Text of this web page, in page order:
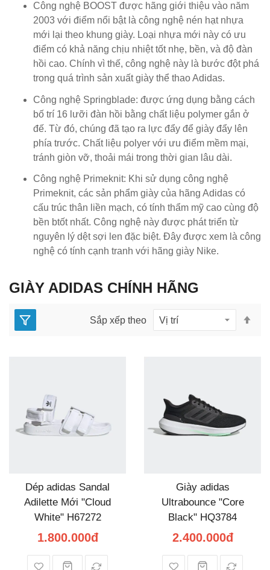
Công nghệ BOOST được hãng giới thiệu vào năm
2003 với điểm nổi bật là công nghệ nén hạt nhựa
mới lại theo khung giày. Loại nhựa mới này có ưu
điểm có khả năng chịu nhiệt tốt nhẹ, bền, và độ đàn
hồi cao. Chính vì thế, công nghệ này là bước đột phá
trong quá trình sản xuất giày thể thao Adidas.
Công nghệ Springblade: được ứng dụng bằng cách
bố trí 16 lưỡi đàn hồi bằng chất liệu polymer gắn ở
đế. Từ đó, chúng đã tạo ra lực đẩy để giày đẩy lên
phía trước. Chất liệu polyer với ưu điểm mềm mại,
tránh giòn vỡ, thoải mái trong thời gian lâu dài.
Công nghệ Primeknit: Khi sử dụng công nghệ
Primeknit, các sản phẩm giày của hãng Adidas có
cấu trúc thân liền mạch, có tính thẩm mỹ cao cùng độ
bền btốt nhất. Công nghệ này được phát triển từ
nguyên lý dệt sợi len đặc biệt. Đây được xem là công
nghệ có tính cạnh tranh với hãng giày Nike.
GIÀY ADIDAS CHÍNH HÃNG
Sắp xếp theo
Dép adidas Sandal
Adilette Mới "Cloud
White" H67272
1.800.000đ
Giày adidas
Ultrabounce "Core
Black" HQ3784
2.400.000đ